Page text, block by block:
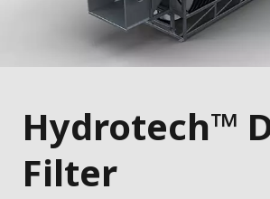
Hydrotech™
Filter